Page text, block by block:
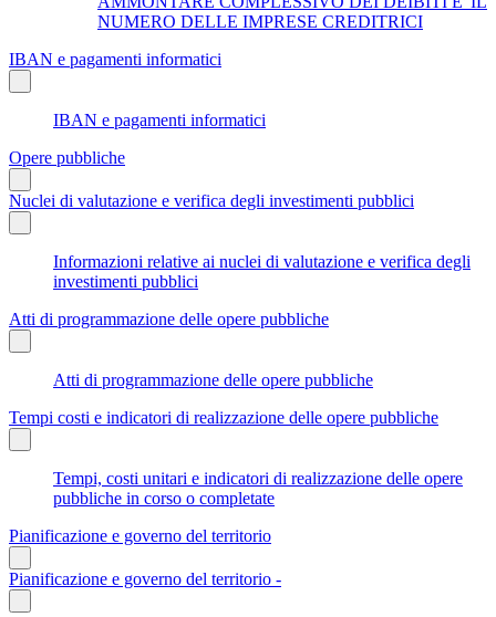
NUMERO DELLE IMPRESE CREDITRICI
IBAN e pagamenti informatici
IBAN e pagamenti informatici
Opere pubbliche
Nuclei di valutazione e verifica degli investimenti pubblici
Informazioni relative ai nuclei di valutazione e verifica degli
investimenti pubblici
Atti di programmazione delle opere pubbliche
Atti di programmazione delle opere pubbliche
Tempi costi e indicatori di realizzazione delle opere pubbliche
Tempi, costi unitari e indicatori di realizzazione delle opere
pubbliche in corso o completate
Pianificazione e governo del territorio
Pianificazione e governo del territorio -